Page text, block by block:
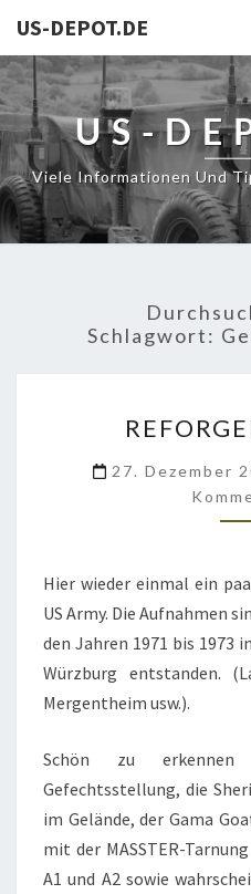
US-DEPOT.DE
US-
Viele Informationen Und
Schlagwort:
27. Dezember
Hier wieder einmal ein
US Army. Die Aufnahmen
den Jahren 1971 bis 1973
Würzburg entstanden.
Mergentheim usw.).
Schön zu
Gefechtsstellung, die
im Gelände, der Gama
mit der MASSTER-
A1 und A2 sowie